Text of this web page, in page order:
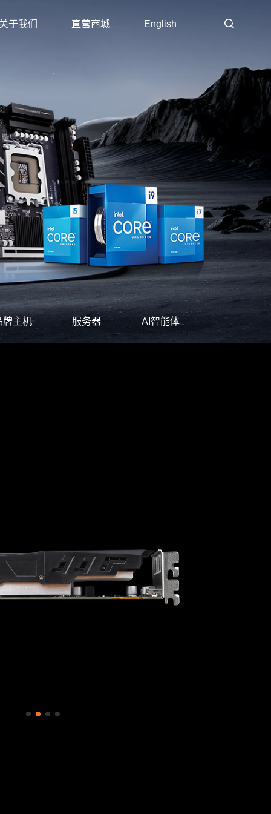
于我们 直营商城 English
牌主机 服务器 AI智能体